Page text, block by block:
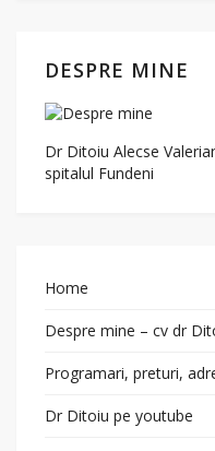
DESPRE MINE
Dr Ditoiu Alecse
spitalul Fundeni
Home
Despre mine – cv dr
Programari, preturi,
Dr Ditoiu pe youtube